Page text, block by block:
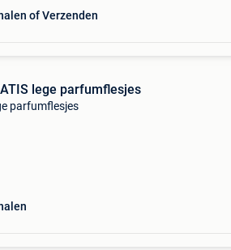
of Verzenden
lege parfumflesjes
parfumflesjes